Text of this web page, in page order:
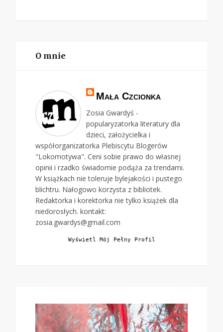
O mnie
Mała Czcionka
Zosia Gwardyś -
popularyzatorka literatury dla
dzieci, założycielka i
współorganizatorka Plebiscytu Blogerów
"Lokomotywa". Ceni sobie prawo do własnej
opinii i rzadko świadomie podąża za trendami.
W książkach nie toleruje bylejakości i pustego
blichtru. Nałogowo korzysta z bibliotek.
Redaktorka i korektorka nie tylko książek dla
niedorosłych. kontakt:
zosia.gwardys@gmail.com
Wyświetl Mój Pełny Profil